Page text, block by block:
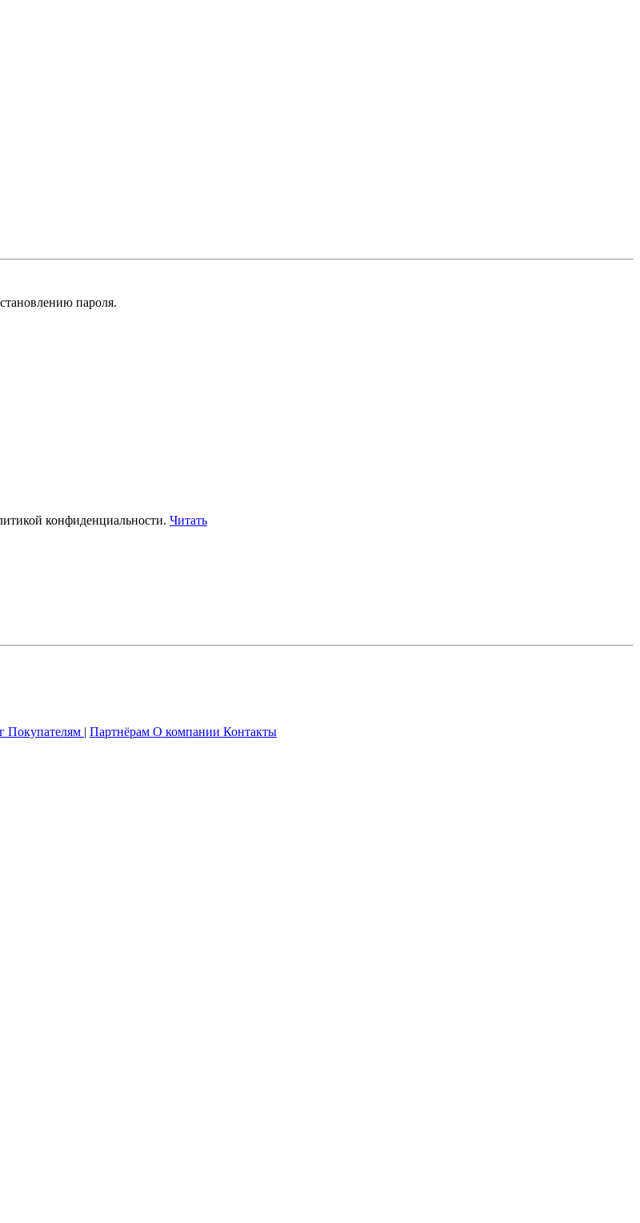
пароля.
конфиденциальности. Читать
Покупателям | Партнёрам О компании Контакты